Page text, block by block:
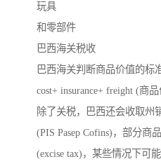
玩具
和零部件
巴西海关税收
巴西海关判断商品价值的标
cost+ insurance+ freight (商
除了关税，巴西还会收取州
(PIS Pasep Cofins)，部分商
(excise tax)，某些情况下可